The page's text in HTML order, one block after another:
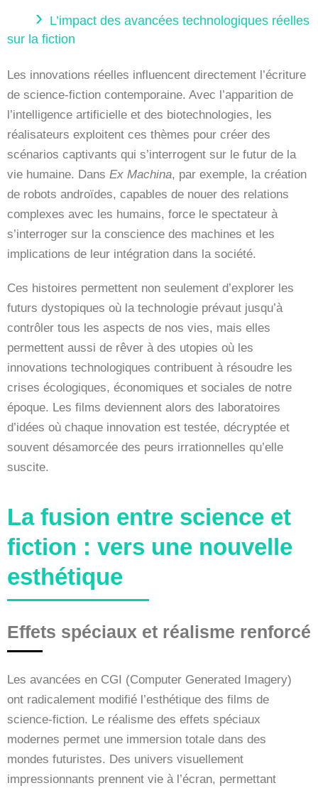
L’impact des avancées technologiques réelles
sur la fiction
Les innovations réelles influencent directement l’écriture
de science-fiction contemporaine. Avec l’apparition de
l’intelligence artificielle et des biotechnologies, les
réalisateurs exploitent ces thèmes pour créer des
scénarios captivants qui s’interrogent sur le futur de la
vie humaine. Dans Ex Machina, par exemple, la création
de robots androïdes, capables de nouer des relations
complexes avec les humains, force le spectateur à
s’interroger sur la conscience des machines et les
implications de leur intégration dans la société.
Ces histoires permettent non seulement d’explorer les
futurs dystopiques où la technologie prévaut jusqu’à
contrôler tous les aspects de nos vies, mais elles
permettent aussi de rêver à des utopies où les
innovations technologiques contribuent à résoudre les
crises écologiques, économiques et sociales de notre
époque. Les films deviennent alors des laboratoires
d’idées où chaque innovation est testée, décryptée et
souvent désamorcée des peurs irrationnelles qu’elle
suscite.
La fusion entre science et
fiction : vers une nouvelle
esthétique
Effets spéciaux et réalisme renforcé
Les avancées en CGI (Computer Generated Imagery)
ont radicalement modifié l’esthétique des films de
science-fiction. Le réalisme des effets spéciaux
modernes permet une immersion totale dans des
mondes futuristes. Des univers visuellement
impressionnants prennent vie à l’écran, permettant